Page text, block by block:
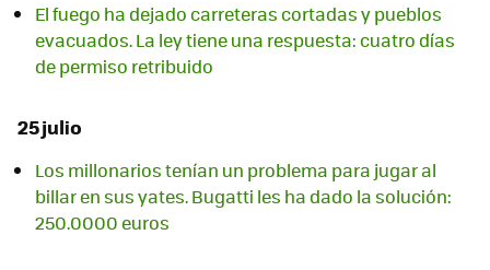
El fuego ha dejado carreteras cortadas y pueblos
evacuados. La ley tiene una respuesta: cuatro días
de permiso retribuido
25 julio
Los millonarios tenían un problema para jugar al
billar en sus yates. Bugatti les ha dado la solución:
250.0000 euros